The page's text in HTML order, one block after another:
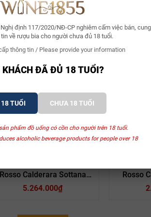
định 117/2020/NĐ-CP nghiêm cấm việc bán, cung
về rượu bia cho người chưa đủ 18 tuổi.
thông tin / Please provide your information
KHÁCH ĐÃ ĐỦ 18 TUỔI?
TUỔI CHƯA 18 TUỔI
phẩm đồ uống có cồn cho người trên 18 tuổi.
alcoholic beverage products for people over 18
Carricante là giống nho chủ đạo. Bên cạnh đó,
PHẨM LIÊN QUAN
Rosso Calderara Sottana
Prephylloxera “La Vigna Di
5.264.000₫
Rượu
Rosso